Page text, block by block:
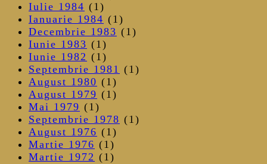
Iulie 1984 (1)
Ianuarie 1984 (1)
Decembrie 1983 (1)
Iunie 1983 (1)
Iunie 1982 (1)
Septembrie 1981 (1)
August 1980 (1)
August 1979 (1)
Mai 1979 (1)
Septembrie 1978 (1)
August 1976 (1)
Martie 1976 (1)
Martie 1972 (1)